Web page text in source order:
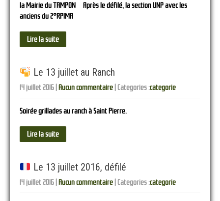
la Mairie du TAMPON Après le défilé, la section UNP avec les
anciens du 2°RPIMA
Lire la suite
Le 13 juillet au Ranch
14 juillet 2016 Aucun commentaire | Categories :categorie
Soirée grillades au ranch à Saint Pierre.
Lire la suite
Le 13 juillet 2016, défilé
14 juillet 2016 Aucun commentaire | Categories :categorie